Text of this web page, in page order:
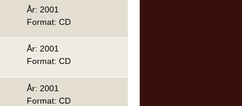
År: 2001
Format: CD
År: 2001
Format: CD
År: 2001
Format: CD